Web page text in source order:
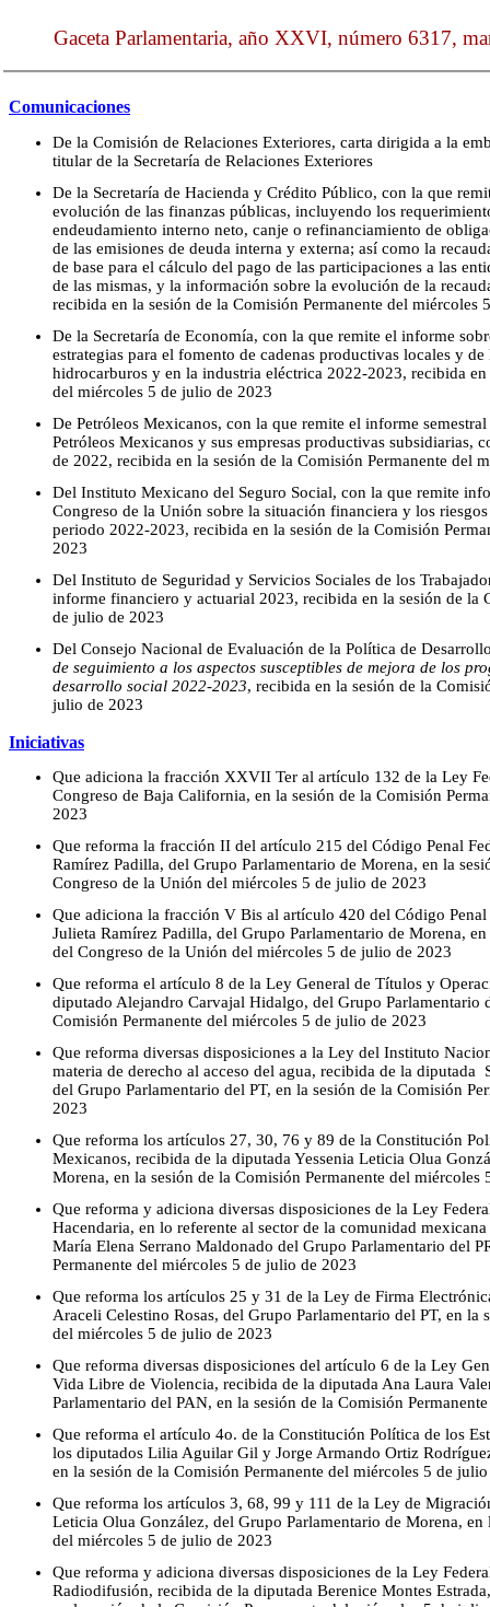
Gaceta Parlamentaria, año XXVI, número 6317,
Comunicaciones
De la Comisión de Relaciones Exteriores, carta dirigida a la
titular de la Secretaría de Relaciones Exteriores
De la Secretaría de Hacienda y Crédito Público, con la que
evolución de las finanzas públicas, incluyendo los
endeudamiento interno neto, canje o refinanciamiento de
de las emisiones de deuda interna y externa; así como la
de base para el cálculo del pago de las participaciones a las
de las mismas, y la información sobre la evolución de la
recibida en la sesión de la Comisión Permanente del miércoles
De la Secretaría de Economía, con la que remite el informe
estrategias para el fomento de cadenas productivas locales y
hidrocarburos y en la industria eléctrica 2022-2023, recibida
del miércoles 5 de julio de 2023
De Petróleos Mexicanos, con la que remite el informe
Petróleos Mexicanos y sus empresas productivas subsidiarias,
de 2022, recibida en la sesión de la Comisión Permanente del
Del Instituto Mexicano del Seguro Social, con la que remite
Congreso de la Unión sobre la situación financiera y los
periodo 2022-2023, recibida en la sesión de la Comisión
2023
Del Instituto de Seguridad y Servicios Sociales de los
informe financiero y actuarial 2023, recibida en la sesión de la
de julio de 2023
Del Consejo Nacional de Evaluación de la Política de
de seguimiento a los aspectos susceptibles de mejora de los
desarrollo social 2022-2023, recibida en la sesión de la
julio de 2023
Iniciativas
Que adiciona la fracción XXVII Ter al artículo 132 de la Ley
Congreso de Baja California, en la sesión de la Comisión
2023
Que reforma la fracción II del artículo 215 del Código Penal
Ramírez Padilla, del Grupo Parlamentario de Morena, en la
Congreso de la Unión del miércoles 5 de julio de 2023
Que adiciona la fracción V Bis al artículo 420 del Código
Julieta Ramírez Padilla, del Grupo Parlamentario de Morena,
del Congreso de la Unión del miércoles 5 de julio de 2023
Que reforma el artículo 8 de la Ley General de Títulos y
diputado Alejandro Carvajal Hidalgo, del Grupo Parlamentario
Comisión Permanente del miércoles 5 de julio de 2023
Que reforma diversas disposiciones a la Ley del Instituto
materia de derecho al acceso del agua, recibida de la diputada
del Grupo Parlamentario del PT, en la sesión de la Comisión
2023
Que reforma los artículos 27, 30, 76 y 89 de la Constitución
Mexicanos, recibida de la diputada Yessenia Leticia Olua
Morena, en la sesión de la Comisión Permanente del miércoles
Que reforma y adiciona diversas disposiciones de la Ley
Hacendaria, en lo referente al sector de la comunidad
María Elena Serrano Maldonado del Grupo Parlamentario del
Permanente del miércoles 5 de julio de 2023
Que reforma los artículos 25 y 31 de la Ley de Firma
Araceli Celestino Rosas, del Grupo Parlamentario del PT, en la
del miércoles 5 de julio de 2023
Que reforma diversas disposiciones del artículo 6 de la Ley
Vida Libre de Violencia, recibida de la diputada Ana Laura
Parlamentario del PAN, en la sesión de la Comisión
Que reforma el artículo 4o. de la Constitución Política de los
los diputados Lilia Aguilar Gil y Jorge Armando Ortiz
en la sesión de la Comisión Permanente del miércoles 5 de
Que reforma los artículos 3, 68, 99 y 111 de la Ley de
Leticia Olua González, del Grupo Parlamentario de Morena, en
del miércoles 5 de julio de 2023
Que reforma y adiciona diversas disposiciones de la Ley
Radiodifusión, recibida de la diputada Berenice Montes